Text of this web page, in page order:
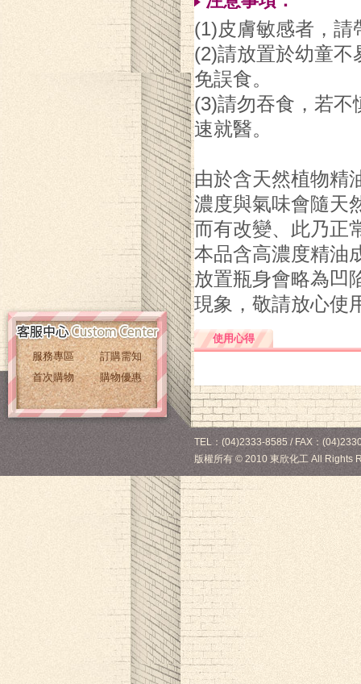
(1)皮膚敏感者，請
(2)請放置於幼童不
免誤食。
(3)請勿吞食，若不
速就醫。
由於含天然植物精
濃度與氣味會隨天
而有改變、此乃正
本品含高濃度精油
放置瓶身會略為凹
現象，敬請放心使
使用心得
服務專區
訂購需知
首次購物
購物優惠
TEL：(04)2333-8585 / FAX：
版權所有 © 2010 東欣化工 All Rights